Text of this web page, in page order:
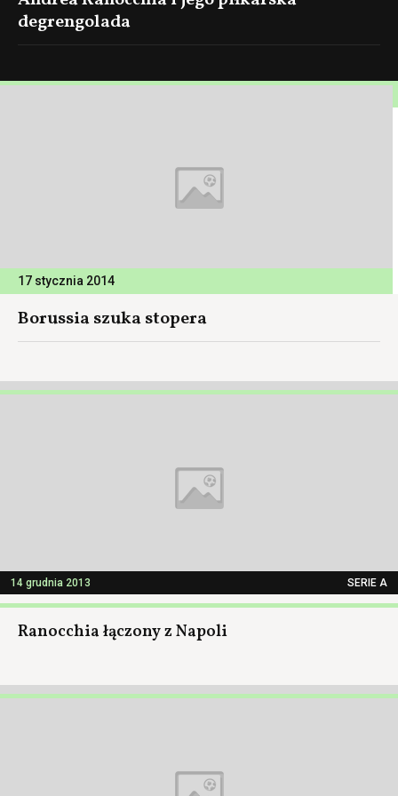
degrengolada
17 stycznia 2014
Borussia szuka stopera
14 grudnia 2013 SERIE A
Ranocchia łączony z Napoli